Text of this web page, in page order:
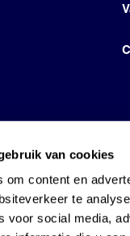
van cookies
om content en
te
voor social media,
license by Den